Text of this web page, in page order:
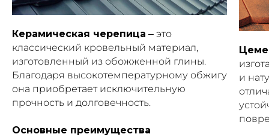
Керамическая черепица – это
классический кровельный материал,
изготовленный из обожженной глины.
Благодаря высокотемпературному обжигу
она приобретает исключительную
прочность и долговечность.
Основные преимущества
и